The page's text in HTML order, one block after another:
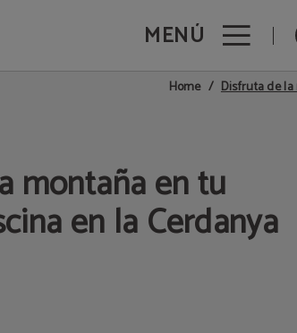
MENÚ
Home Disfruta de
montaña en tu
en la Cerdanya